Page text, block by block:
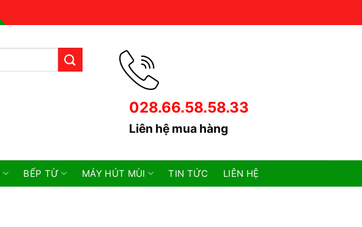
028.66.58.58.33
Liên hệ mua hàng
BẾP TỪ MÁY HÚT MÙI TIN TỨC LIÊN HỆ